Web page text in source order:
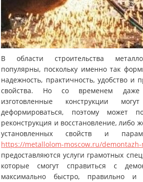
В области строительства
популярны, поскольку именно так
надежность, практичность, удобство и
свойства. Но со временем даже
изготовленные конструкции
деформироваться, поэтому может
реконструкция и восстановление, либо
установленных свойств и
https://metallolom-moscow.ru/
предоставляются услуги грамотных
которые смогут справиться с
максимально быстро, правильно и